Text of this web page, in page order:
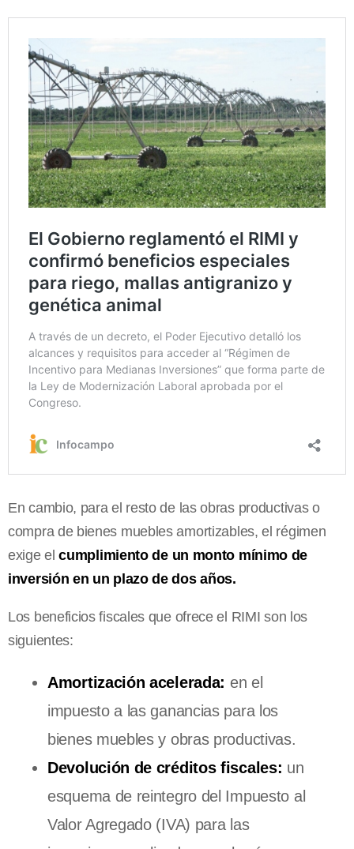
En cambio, para el resto de las obras productivas o
compra de bienes muebles amortizables, el régimen
exige elcumplimiento de un monto mínimo de
inversión en un plazo de dos años.
Los beneficios fiscales que ofrece el RIMI son los
siguientes:
Amortización acelerada: en el
impuesto a las ganancias para los
bienes muebles y obras productivas.
Devolución de créditos fiscales: un
esquema de reintegro del Impuesto al
Valor Agregado (IVA) para las